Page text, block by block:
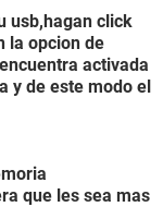
usb,hagan click
la opcion de
activada
y de este modo el
que les sea mas